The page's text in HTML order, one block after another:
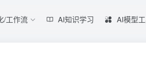
/工作流 AI知识学习 AI模型